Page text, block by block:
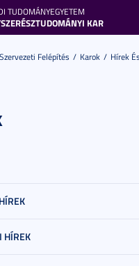
TUDOMÁNYEGYETEM
KAR
Szervezeti Felépítés Karok Hírek
HÍREK